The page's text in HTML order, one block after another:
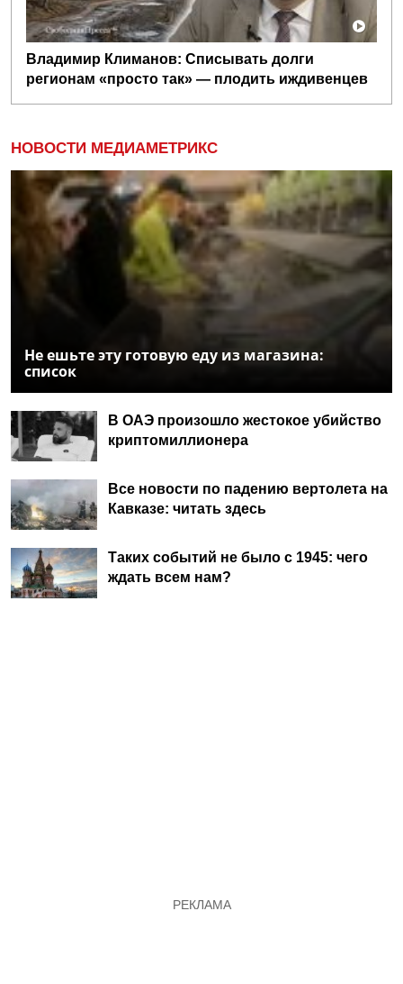
Владимир Климанов: Списывать долги
регионам «просто так» — плодить иждивенцев
НОВОСТИ МЕДИАМЕТРИКС
Не ешьте эту готовую еду из магазина:
список
В ОАЭ произошло жестокое убийство
криптомиллионера
Все новости по падению вертолета на
Кавказе: читать здесь
Таких событий не было с 1945: чего
ждать всем нам?